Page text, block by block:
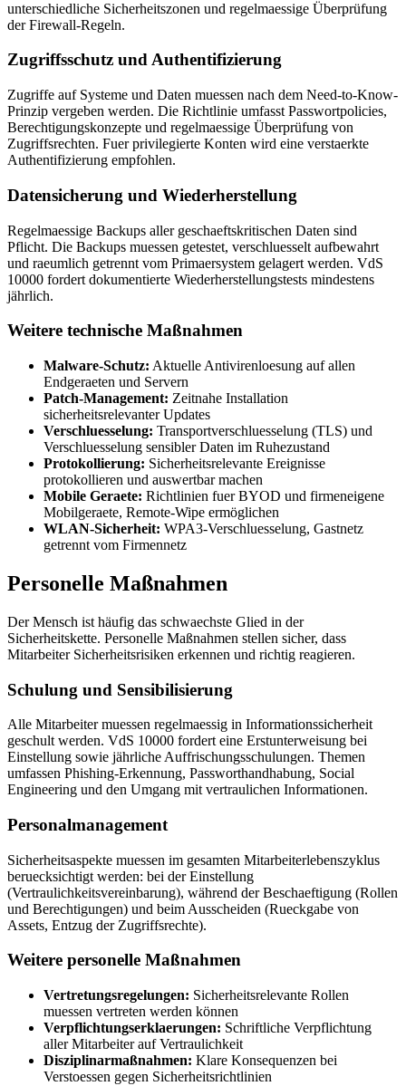
unterschiedliche Sicherheitszonen und regelmaessige Überprüfung
der Firewall-Regeln.
Zugriffsschutz und Authentifizierung
Zugriffe auf Systeme und Daten muessen nach dem Need-to-Know-
Prinzip vergeben werden. Die Richtlinie umfasst Passwortpolicies,
Berechtigungskonzepte und regelmaessige Überprüfung von
Zugriffsrechten. Fuer privilegierte Konten wird eine verstaerkte
Authentifizierung empfohlen.
Datensicherung und Wiederherstellung
Regelmaessige Backups aller geschaeftskritischen Daten sind
Pflicht. Die Backups muessen getestet, verschluesselt aufbewahrt
und raeumlich getrennt vom Primaersystem gelagert werden. VdS
10000 fordert dokumentierte Wiederherstellungstests mindestens
jährlich.
Weitere technische Maßnahmen
Malware-Schutz: Aktuelle Antivirenloesung auf allen
Endgeraeten und Servern
Patch-Management: Zeitnahe Installation
sicherheitsrelevanter Updates
Verschluesselung: Transportverschluesselung (TLS) und
Verschluesselung sensibler Daten im Ruhezustand
Protokollierung: Sicherheitsrelevante Ereignisse
protokollieren und auswertbar machen
Mobile Geraete: Richtlinien fuer BYOD und firmeneigene
Mobilgeraete, Remote-Wipe ermöglichen
WLAN-Sicherheit: WPA3-Verschluesselung, Gastnetz
getrennt vom Firmennetz
Personelle Maßnahmen
Der Mensch ist häufig das schwaechste Glied in der
Sicherheitskette. Personelle Maßnahmen stellen sicher, dass
Mitarbeiter Sicherheitsrisiken erkennen und richtig reagieren.
Schulung und Sensibilisierung
Alle Mitarbeiter muessen regelmaessig in Informationssicherheit
geschult werden. VdS 10000 fordert eine Erstunterweisung bei
Einstellung sowie jährliche Auffrischungsschulungen. Themen
umfassen Phishing-Erkennung, Passworthandhabung, Social
Engineering und den Umgang mit vertraulichen Informationen.
Personalmanagement
Sicherheitsaspekte muessen im gesamten Mitarbeiterlebenszyklus
beruecksichtigt werden: bei der Einstellung
(Vertraulichkeitsvereinbarung), während der Beschaeftigung (Rollen
und Berechtigungen) und beim Ausscheiden (Rueckgabe von
Assets, Entzug der Zugriffsrechte).
Weitere personelle Maßnahmen
Vertretungsregelungen: Sicherheitsrelevante Rollen
muessen vertreten werden können
Verpflichtungserklaerungen: Schriftliche Verpflichtung
aller Mitarbeiter auf Vertraulichkeit
Disziplinarmaßnahmen: Klare Konsequenzen bei
Verstoessen gegen Sicherheitsrichtlinien